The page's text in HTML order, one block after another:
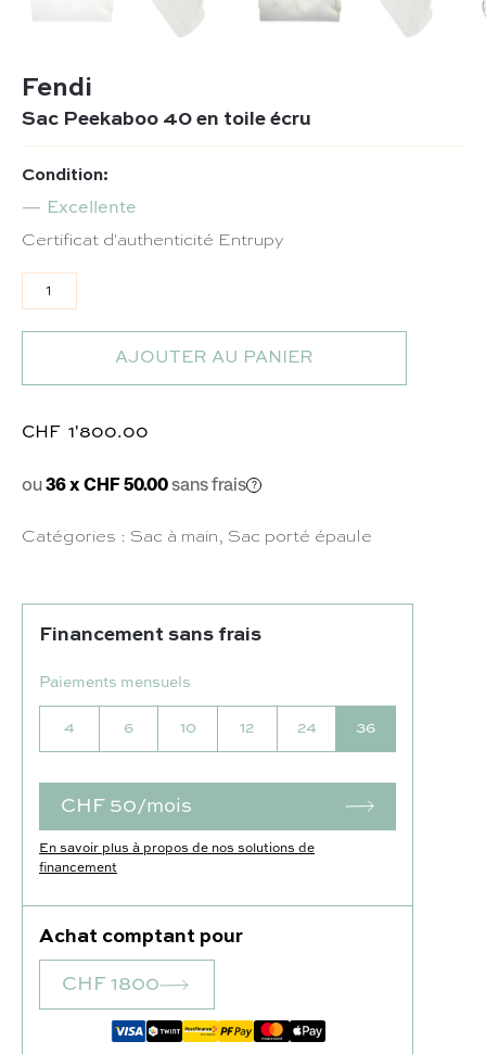
Financement sans frais
Paiements mensuels
4 6 10 12 24 36
CHF 50/mois
En savoir plus à propos de nos solutions de
financement
Achat comptant pour
CHF 1800
Fendi
Sac Peekaboo 40 en toile écru
Catégories : Sac à main, Sac porté épaule
Condition:
Excellente
Certificat d'authenticité Entrupy
quantité de Sac Peekaboo 40 en toile écru
AJOUTER AU PANIER
CHF 1'800.00
ou36 x CHF 50.00sans frais